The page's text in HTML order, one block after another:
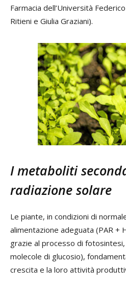
Farmacia dell’Università
Ritieni e Giulia Graziani).
I metaboliti
radiazione solare
Le piante, in condizioni di
alimentazione adeguata (PAR +
grazie al processo di
molecole di glucosio),
crescita e la loro attività